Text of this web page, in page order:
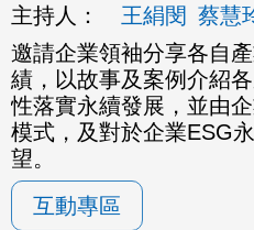
主持人：
王絹閔 蔡慧
邀請企業領袖分享各自
績，以故事及案例介紹
性落實永續發展，並由
模式，及對於企業ESG
望。
互動專區